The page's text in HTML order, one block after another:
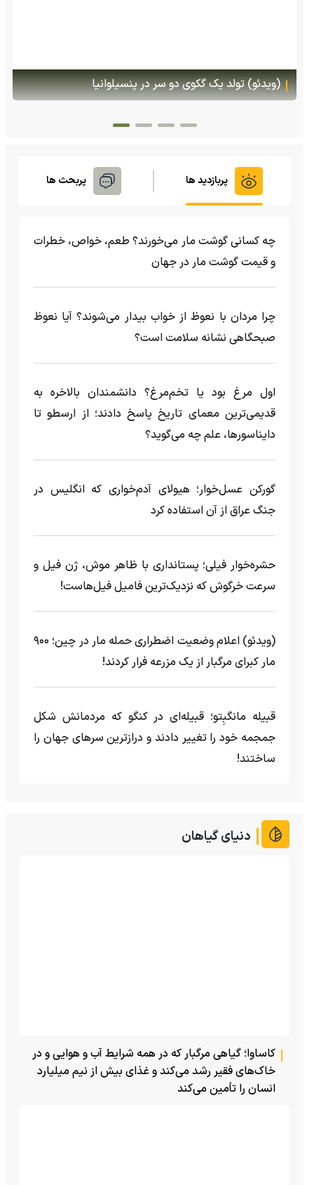
(ویدئو) تصاویر شگفت‌انگیز از مارمولک گلو بادبزنی که
هنگام خطر یک مایع چسبناک از بدنش پرتاب می‌کند
پربازدید ها پربحث ها
چه کسانی گوشت مار می‌خورند؟ طعم، خواص، خطرات
و قیمت گوشت مار در جهان
چرا مردان با نعوظ از خواب بیدار می‌شوند؟ آیا نعوظ
صبحگاهی نشانه سلامت است؟
اول مرغ بود یا تخم‌مرغ؟ دانشمندان بالاخره به
قدیمی‌ترین معمای تاریخ پاسخ دادند؛ از ارسطو تا
دایناسورها، علم چه می‌گوید؟
گورکن عسل‌خوار؛ هیولای آدم‌خواری که انگلیس در
جنگ عراق از آن استفاده کرد
حشره‌خوار فیلی؛ پستانداری با ظاهر موش، ژن فیل و
سرعت خرگوش که نزدیک‌ترین فامیل فیل‌هاست!
(ویدئو) اعلام وضعیت اضطراری حمله مار‌ در چین؛ ۹۰۰
مار کبرای مرگبار از یک مزرعه‌ فرار کردند!
قبیله مانگبِتو؛ قبیله‌ای در کنگو که مردمانش شکل
جمجمه خود را تغییر دادند و درازترین سرهای جهان را
ساختند!
دنیای گیاهان
کاساوا؛ گیاهی مرگبار که در همه شرایط آب و هوایی و در
خاک‌های فقیر رشد می‌کند و غذای بیش از نیم میلیارد
انسان را تأمین می‌کند